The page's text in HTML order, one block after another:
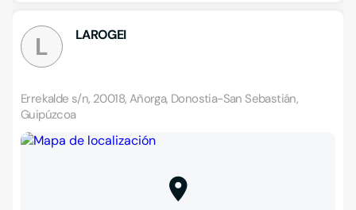
L LAROGEI
Errekalde s/n, 20018, Añorga, Donostia-San Sebastián,
Guipúzcoa